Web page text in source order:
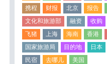
携程
财报 北京 报告
文化和旅游部
融资 收购
飞猪
上海 海南 香港
国家旅游局
目的地 日本
民宿
去哪儿 美国